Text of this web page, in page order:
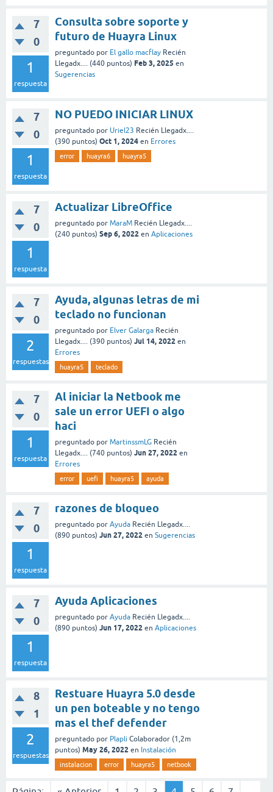
7
0
1
respuesta
Consulta sobre soporte y
futuro de Huayra Linux
preguntado por El gallo macflay Recién
Llegadx.... (440 puntos) Feb 3, 2025 en
Sugerencias
7
0
1
respuesta
NO PUEDO INICIAR LINUX
preguntado por Uriel23 Recién Llegadx....
(390 puntos) Oct 1, 2024 en Errores
error huayra6 huayra5
7
0
1
respuesta
Actualizar LibreOffice
preguntado por MaraM Recién Llegadx....
(240 puntos) Sep 6, 2022 en Aplicaciones
7
0
2
respuestas
Ayuda, algunas letras de mi
teclado no funcionan
preguntado por Elver Galarga Recién
Llegadx.... (390 puntos) Jul 14, 2022 en
Errores
huayra5 teclado
7
0
1
respuesta
Al iniciar la Netbook me
sale un error UEFI o algo
haci
preguntado por MartinssmLG Recién
Llegadx.... (740 puntos) Jun 27, 2022 en
Errores
error uefi huayra5 ayuda
7
0
1
respuesta
razones de bloqueo
preguntado por Ayuda Recién Llegadx....
(890 puntos) Jun 27, 2022 en Sugerencias
7
0
1
respuesta
Ayuda Aplicaciones
preguntado por Ayuda Recién Llegadx....
(890 puntos) Jun 17, 2022 en Aplicaciones
8
1
2
respuestas
Restuare Huayra 5.0 desde
un pen boteable y no tengo
mas el thef defender
preguntado por Plapli Colaborador (1,2m
puntos) May 26, 2022 en Instalación
instalacion error huayra5 netbook